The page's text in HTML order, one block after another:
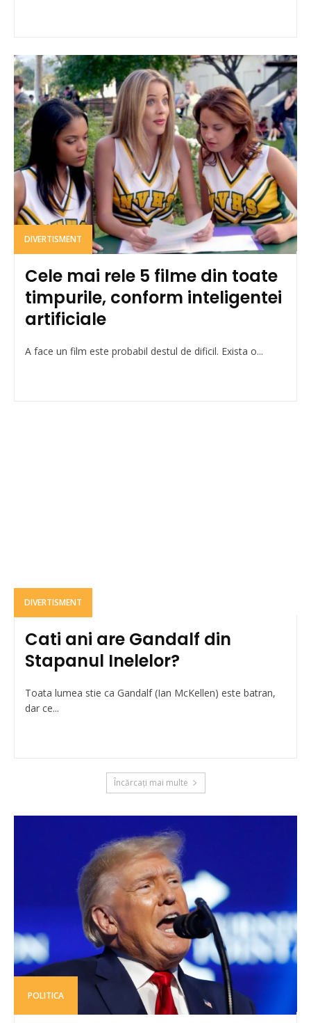
DIVERTISMENT
Cele mai rele 5 filme din toate
timpurile, conform inteligentei
artificiale
A face un film este probabil destul de dificil. Exista o...
DIVERTISMENT
Cati ani are Gandalf din
Stapanul Inelelor?
Toata lumea stie ca Gandalf (Ian McKellen) este batran,
dar ce...
Încărcați mai multe
POLITICA